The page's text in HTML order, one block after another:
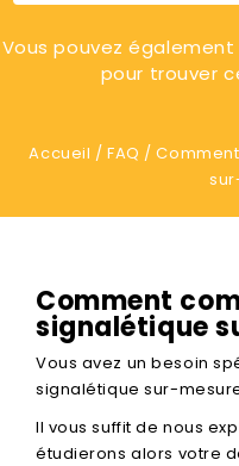
Vous pouvez
pour trouver
Accueil FAQ
Comment
signalétique
Vous avez un besoin
signalétique sur-
Il vous suffit de nous
étudierons alors votre